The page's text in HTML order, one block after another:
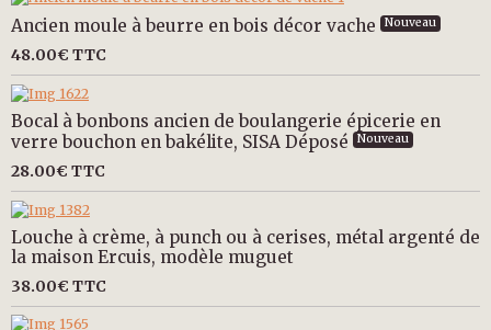
Ancien moule à beurre en bois décor vache Nouveau
48.00€ TTC
Bocal à bonbons ancien de boulangerie épicerie en
verre bouchon en bakélite, SISA Déposé
Nouveau
28.00€ TTC
Louche à crème, à punch ou à cerises, métal argenté de
la maison Ercuis, modèle muguet
38.00€ TTC